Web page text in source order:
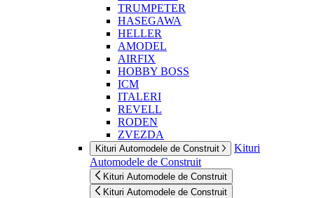
TRUMPETER
HASEGAWA
HELLER
AMODEL
AIRFIX
HOBBY BOSS
ICM
ITALERI
REVELL
RODEN
ZVEZDA
Kituri Automodele de Construit
Kituri
Automodele de Construit
Kituri Automodele de Construit
Kituri Automodele de Construit